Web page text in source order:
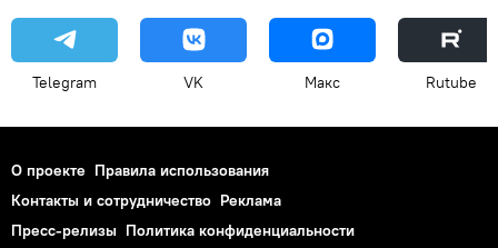
Telegram VK Макс Rutube
О проекте Правила использования
Контакты и сотрудничество Реклама
Пресс-релизы Политика конфиденциальности